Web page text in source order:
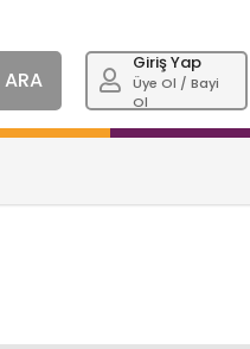
ARA
Giriş Yap
Üye Ol / Bayi
Ol